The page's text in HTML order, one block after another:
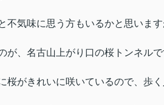
不気味に思う方もいるかと思いま
が、名古山上がり口の桜トンネルで
桜がきれいに咲いているので、歩く